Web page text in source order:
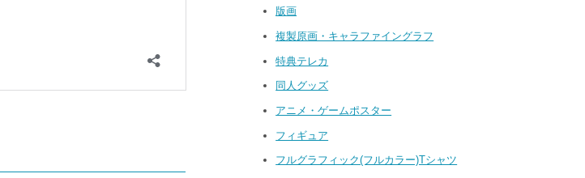
版画
複製原画・キャラファイングラフ
特典テレカ
同人グッズ
アニメ・ゲームポスター
フィギュア
フルグラフィック(フルカラー)Tシャツ